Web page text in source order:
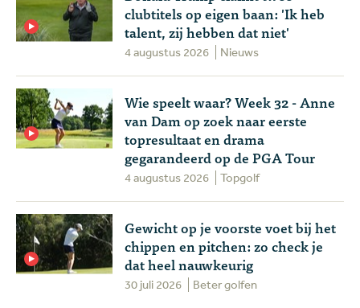
clubtitels op eigen baan: 'Ik heb
talent, zij hebben dat niet'
4 augustus 2026 Nieuws
Wie speelt waar? Week 32 - Anne
van Dam op zoek naar eerste
topresultaat en drama
gegarandeerd op de PGA Tour
4 augustus 2026 Topgolf
Gewicht op je voorste voet bij het
chippen en pitchen: zo check je
dat heel nauwkeurig
30 juli 2026 Beter golfen